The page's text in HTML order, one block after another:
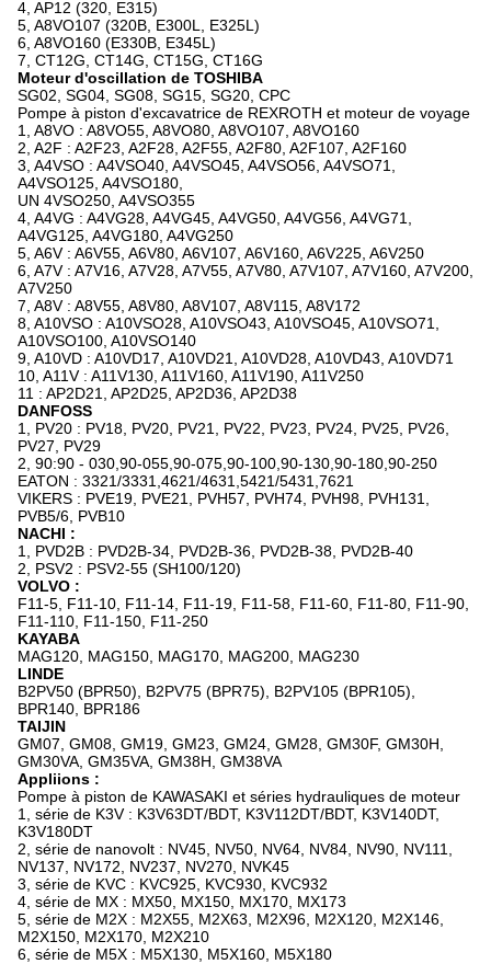
4, AP12 (320, E315)
5, A8VO107 (320B, E300L, E325L)
6, A8VO160 (E330B, E345L)
7, CT12G, CT14G, CT15G, CT16G
Moteur d'oscillation de TOSHIBA
SG02, SG04, SG08, SG15, SG20, CPC
Pompe à piston d'excavatrice de REXROTH et moteur de voyage
1, A8VO : A8VO55, A8VO80, A8VO107, A8VO160
2, A2F : A2F23, A2F28, A2F55, A2F80, A2F107, A2F160
3, A4VSO : A4VSO40, A4VSO45, A4VSO56, A4VSO71,
A4VSO125, A4VSO180,
UN 4VSO250, A4VSO355
4, A4VG : A4VG28, A4VG45, A4VG50, A4VG56, A4VG71,
A4VG125, A4VG180, A4VG250
5, A6V : A6V55, A6V80, A6V107, A6V160, A6V225, A6V250
6, A7V : A7V16, A7V28, A7V55, A7V80, A7V107, A7V160, A7V200,
A7V250
7, A8V : A8V55, A8V80, A8V107, A8V115, A8V172
8, A10VSO : A10VSO28, A10VSO43, A10VSO45, A10VSO71,
A10VSO100, A10VSO140
9, A10VD : A10VD17, A10VD21, A10VD28, A10VD43, A10VD71
10, A11V : A11V130, A11V160, A11V190, A11V250
11 : AP2D21, AP2D25, AP2D36, AP2D38
DANFOSS
1, PV20 : PV18, PV20, PV21, PV22, PV23, PV24, PV25, PV26,
PV27, PV29
2, 90:90 - 030,90-055,90-075,90-100,90-130,90-180,90-250
EATON : 3321/3331,4621/4631,5421/5431,7621
VIKERS : PVE19, PVE21, PVH57, PVH74, PVH98, PVH131,
PVB5/6, PVB10
NACHI :
1, PVD2B : PVD2B-34, PVD2B-36, PVD2B-38, PVD2B-40
2, PSV2 : PSV2-55 (SH100/120)
VOLVO :
F11-5, F11-10, F11-14, F11-19, F11-58, F11-60, F11-80, F11-90,
F11-110, F11-150, F11-250
KAYABA
MAG120, MAG150, MAG170, MAG200, MAG230
LINDE
B2PV50 (BPR50), B2PV75 (BPR75), B2PV105 (BPR105),
BPR140, BPR186
TAIJIN
GM07, GM08, GM19, GM23, GM24, GM28, GM30F, GM30H,
GM30VA, GM35VA, GM38H, GM38VA
Appliions :
Pompe à piston de KAWASAKI et séries hydrauliques de moteur
1, série de K3V : K3V63DT/BDT, K3V112DT/BDT, K3V140DT,
K3V180DT
2, série de nanovolt : NV45, NV50, NV64, NV84, NV90, NV111,
NV137, NV172, NV237, NV270, NVK45
3, série de KVC : KVC925, KVC930, KVC932
4, série de MX : MX50, MX150, MX170, MX173
5, série de M2X : M2X55, M2X63, M2X96, M2X120, M2X146,
M2X150, M2X170, M2X210
6, série de M5X : M5X130, M5X160, M5X180